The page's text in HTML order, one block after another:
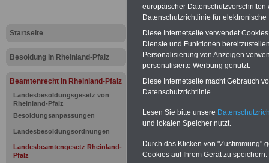
Startseite
Besoldung in Rheinland-Pfalz
Beamtenrecht in Rheinland-Pfalz
Landesbesoldungsgesetz von
Rheinland-Pfalz
Besoldungsanpassungen
Landesbesoldungsordnungen
Landesbeamtengesetz Rheinland-
Pfalz
mind.3.000 und 13.000
hierzu eine Broschüre
des Gesetzentwurfs der
(wahrscheinlich im
Broschüre.
Rheinland-
von
europäischer
Datenschutzrichtlinie für
Diese Internetseite verwendet
Dienste und Funktionen
Personalisierung von Anzeigen
personalisierte Werbung genutzt.
Diese Internetseite macht Gebrauch
Datenschutzrichtlinie.
Lesen Sie bitte unsere
und lokalen Speicher nutzt.
Durch das Klicken von "Zustimmung"
Cookies auf Ihrem Gerät zu speichern.